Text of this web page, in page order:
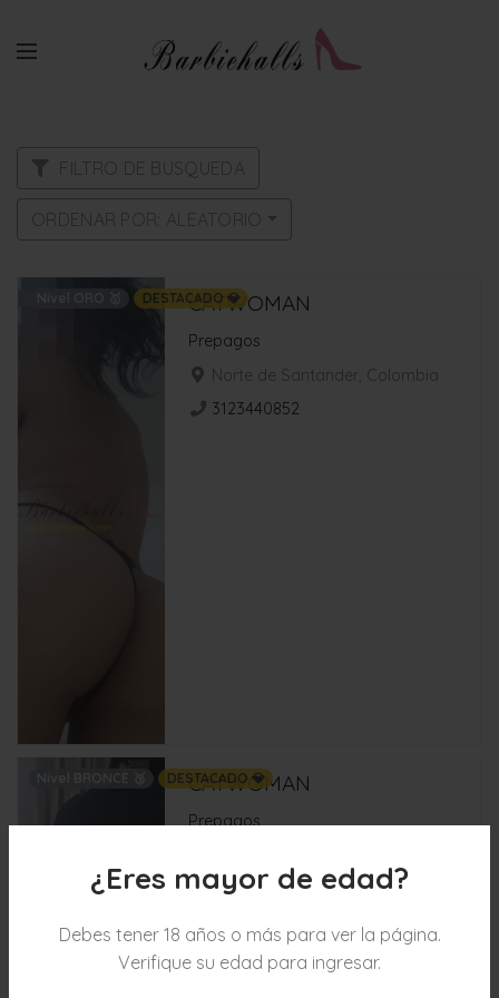
¿Eres mayor de edad?
Debes tener 18 años o más para ver la página.
Verifique su edad para ingresar.
FILTRO DE BUSQUEDA
ORDENAR POR: ALEATORIO
CATWOMAN
Prepagos
Norte de Santander, Colombia
3123440852
DESTACADO 💎
CATWOMAN
Prepagos
3123440852
DESTACADO 💎